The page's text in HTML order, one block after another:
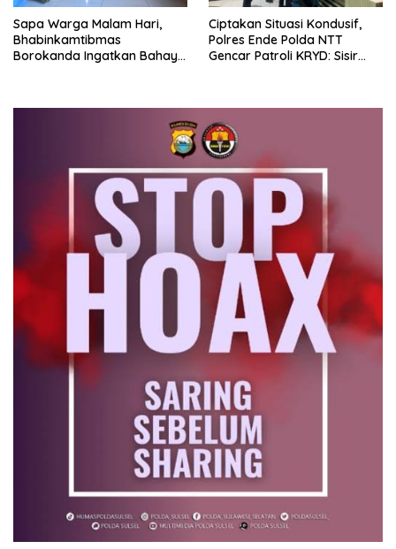
Sapa Warga Malam Hari,
Bhabinkamtibmas
Borokanda Ingatkan Bahaya
Ciptakan Situasi Kondusif,
Polres Ende Polda NTT
Gencar Patroli KRYD: Sisir